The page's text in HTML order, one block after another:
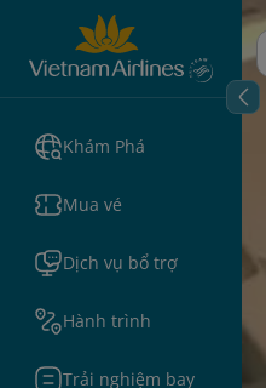
Khám Phá
Mua vé
Dịch vụ bổ trợ
Hành trình
Trải nghiệm bay